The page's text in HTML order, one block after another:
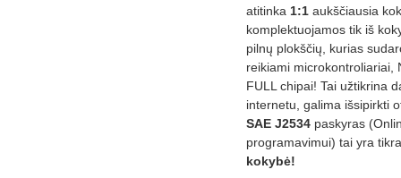
atitinka 1:1 aukščiausia
komplektuojamos tik iš
pilnų plokščių, kurias
reikiami microkontroliariai,
FULL chipai! Tai užtikrina
internetu, galima išsipirkti
SAE J2534 paskyras
programavimui) tai yra
kokybė!